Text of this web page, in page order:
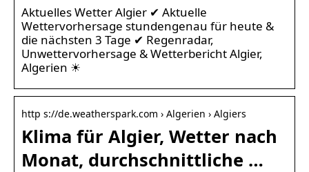
Aktuelles Wetter Algier ✔ Aktuelle
Wettervorhersage stundengenau für heute &
die nächsten 3 Tage ✔ Regenradar,
Unwettervorhersage & Wetterbericht Algier,
Algerien ☀
http s://de.weatherspark.com › Algerien › Algiers
Klima für Algier, Wetter nach
Monat, durchschnittliche …